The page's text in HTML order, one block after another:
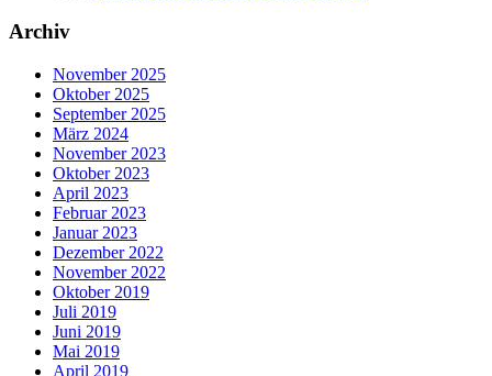
Archiv
November 2025
Oktober 2025
September 2025
März 2024
November 2023
Oktober 2023
April 2023
Februar 2023
Januar 2023
Dezember 2022
November 2022
Oktober 2019
Juli 2019
Juni 2019
Mai 2019
April 2019